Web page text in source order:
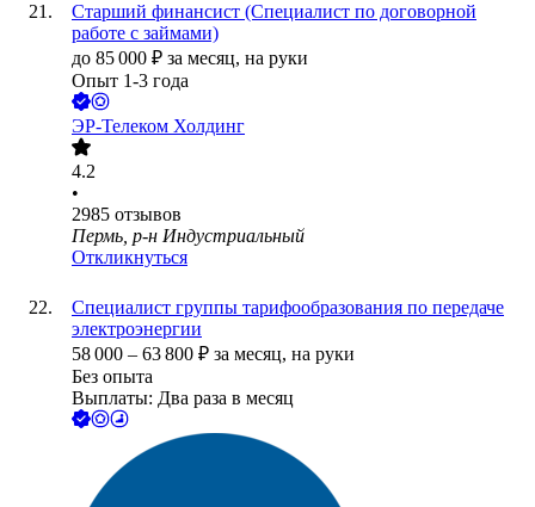
Старший финансист (Специалист по договорной
работе с займами)
до 85 000 ₽ за месяц, на руки
Опыт 1-3 года
ЭР-Телеком Холдинг
4.2
•
2985 отзывов
Пермь, р-н Индустриальный
Откликнуться
Специалист группы тарифообразования по передаче
электроэнергии
58 000 – 63 800 ₽ за месяц, на руки
Без опыта
Выплаты: Два раза в месяц